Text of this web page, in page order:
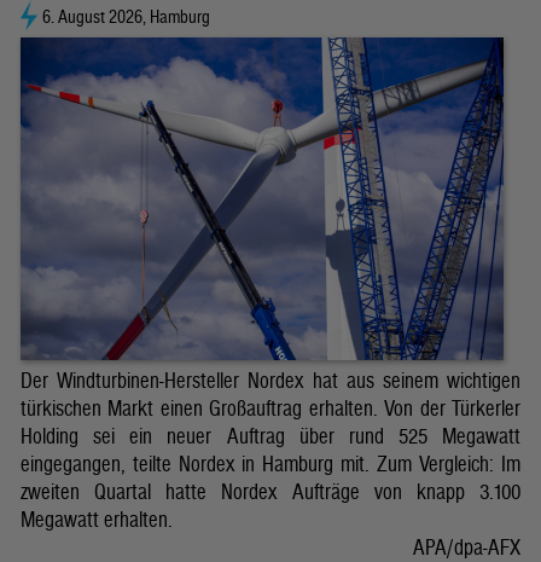
6. August 2026, Hamburg
Der Windturbinen-Hersteller Nordex hat aus seinem wichtigen
türkischen Markt einen Großauftrag erhalten. Von der Türkerler
Holding sei ein neuer Auftrag über rund 525 Megawatt
eingegangen, teilte Nordex in Hamburg mit. Zum Vergleich: Im
zweiten Quartal hatte Nordex Aufträge von knapp 3.100
Megawatt erhalten.
APA/dpa-AFX